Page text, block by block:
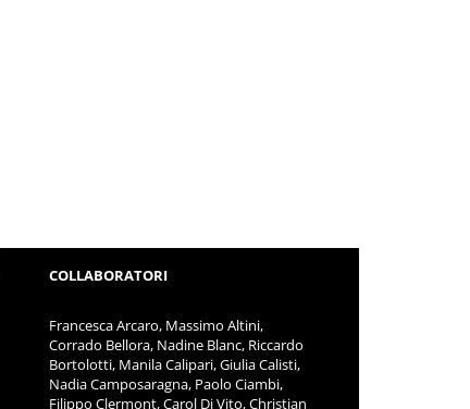
COLLABORATORI
Francesca Arcaro, Massimo Altini,
Corrado Bellora, Nadine Blanc, Riccardo
Bortolotti, Manila Calipari, Giulia Calisti,
Nadia Camposaragna, Paolo Ciambi,
Filippo Clermont, Carol Di Vito, Christian